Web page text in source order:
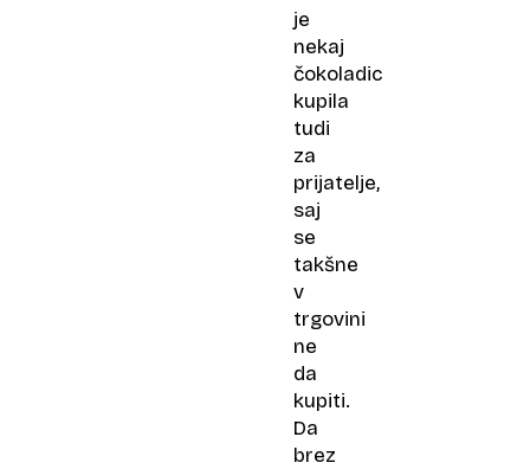
je
nekaj
čokoladic
kupila
tudi
za
prijatelje,
saj
se
takšne
v
trgovini
ne
da
kupiti.
Da
brez